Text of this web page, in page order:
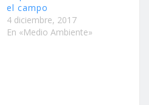
el campo
4 diciembre, 2017
En «Medio Ambiente»